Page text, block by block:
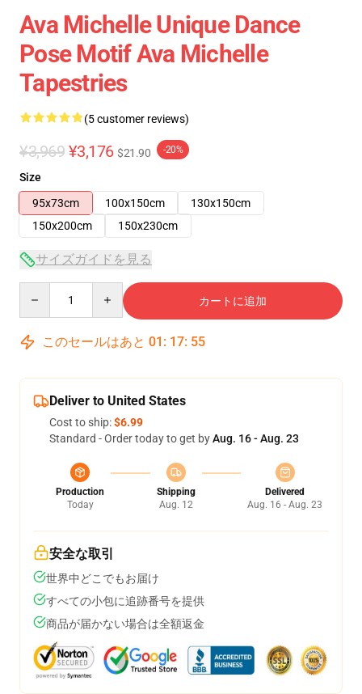
Ava Michelle Unique Dance
Pose Motif Ava Michelle
Tapestries
(5 customer reviews)
¥3,969 ¥3,176 $21.90 -20%
Size
95x73cm
100x150cm
130x150cm
150x200cm
150x230cm
サイズガイドを見る
カートに追加
このセールはあと 01 : 17: 54
Deliver to United States
Cost to ship:$6.99
Standard - Order today to get byAug. 16 - Aug. 23
Production
Today
Shipping
Aug. 12
Delivered
Aug. 16 - Aug. 23
安全な取引
世界中どこでもお届け
すべての小包に追跡番号を提供
商品が届かない場合は全額返金